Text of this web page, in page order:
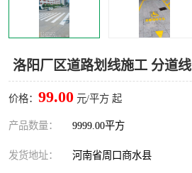
洛阳厂区道路划线施工 分道线
价格： 99.00 元/平方 起
产品数量： 9999.00平方
发货地址： 河南省周口商水县